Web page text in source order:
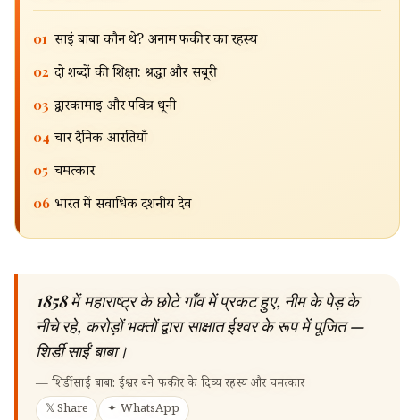
01 साईं बाबा कौन थे? अनाम फकीर का रहस्य
02 दो शब्दों की शिक्षा: श्रद्धा और सबूरी
03 द्वारकामाई और पवित्र धूनी
04 चार दैनिक आरतियाँ
05 चमत्कार
06 भारत में सर्वाधिक दर्शनीय देव
1858 में महाराष्ट्र के छोटे गाँव में प्रकट हुए, नीम के पेड़ के
नीचे रहे, करोड़ों भक्तों द्वारा साक्षात ईश्वर के रूप में पूजित —
शिर्डी साईं बाबा।
—शिर्डी साईं बाबा: ईश्वर बने फकीर के दिव्य रहस्य और चमत्कार
𝕏 Share ✦ WhatsApp